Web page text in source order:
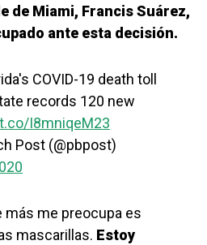
de Miami, Francis Suárez,
ante esta decisión.
COVID-19 death toll
records 120 new
I8mniqeM23
Post (@pbpost)
más me preocupa es
mascarillas. Estoy